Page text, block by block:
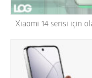
Xiaomi 14 serisi için